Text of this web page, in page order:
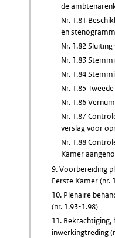
de
Nr. 1.81
en
Nr. 1.82
Nr. 1.83
Nr. 1.84
Nr. 1.85
Nr. 1.86
Nr. 1.87
verslag voor
Nr. 1.88
Kamer
9. Voorbereiding
Eerste Kamer (nr.
10. Plenaire
(nr. 1.93-1.98)
11. Bekrachtiging,
inwerkingtreding